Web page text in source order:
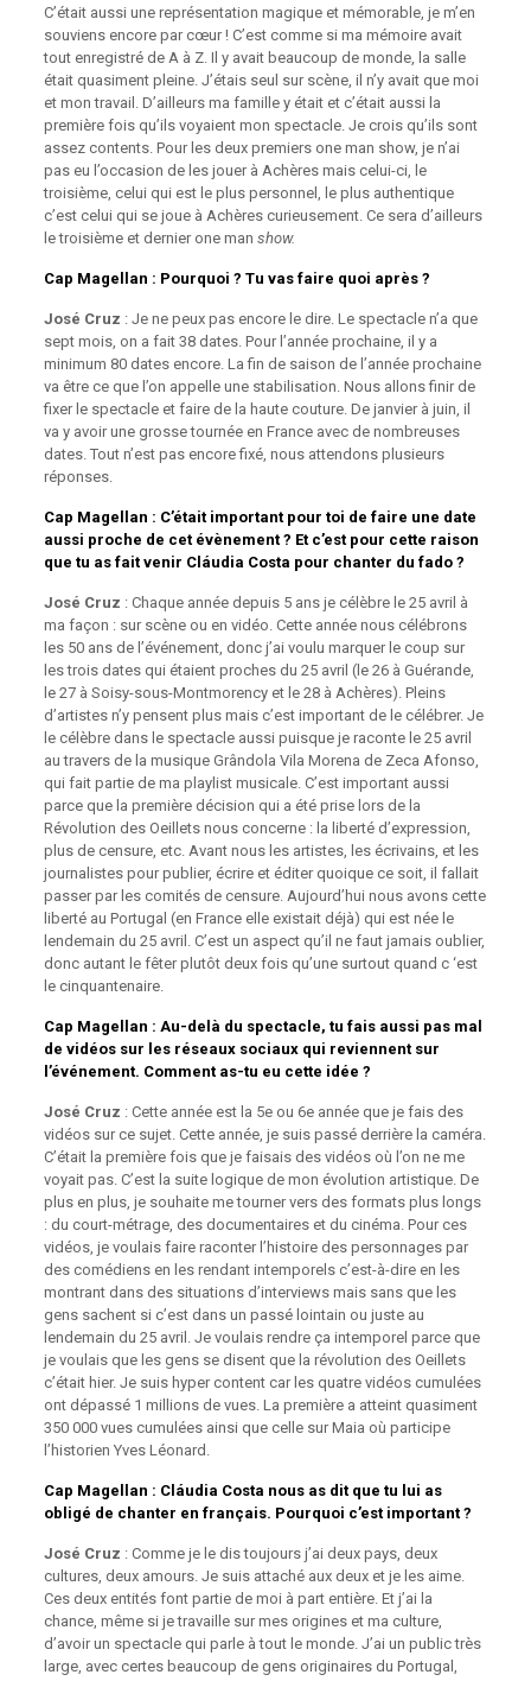
C’était aussi une représentation magique et mémorable, je m’en
souviens encore par cœur ! C’est comme si ma mémoire avait
tout enregistré de A à Z. Il y avait beaucoup de monde, la salle
était quasiment pleine. J’étais seul sur scène, il n’y avait que moi
et mon travail. D’ailleurs ma famille y était et c’était aussi la
première fois qu’ils voyaient mon spectacle. Je crois qu’ils sont
assez contents. Pour les deux premiers one man show, je n’ai
pas eu l’occasion de les jouer à Achères mais celui-ci, le
troisième, celui qui est le plus personnel, le plus authentique
c’est celui qui se joue à Achères curieusement. Ce sera d’ailleurs
le troisième et dernier one man show.
Cap Magellan : Pourquoi ? Tu vas faire quoi après ?
José Cruz : Je ne peux pas encore le dire. Le spectacle n’a que
sept mois, on a fait 38 dates. Pour l’année prochaine, il y a
minimum 80 dates encore. La fin de saison de l’année prochaine
va être ce que l’on appelle une stabilisation. Nous allons finir de
fixer le spectacle et faire de la haute couture. De janvier à juin, il
va y avoir une grosse tournée en France avec de nombreuses
dates. Tout n’est pas encore fixé, nous attendons plusieurs
réponses.
Cap Magellan : C’était important pour toi de faire une date
aussi proche de cet évènement ? Et c’est pour cette raison
que tu as fait venir Cláudia Costa pour chanter du fado ?
José Cruz : Chaque année depuis 5 ans je célèbre le 25 avril à
ma façon : sur scène ou en vidéo. Cette année nous célébrons
les 50 ans de l’événement, donc j’ai voulu marquer le coup sur
les trois dates qui étaient proches du 25 avril (le 26 à Guérande,
le 27 à Soisy-sous-Montmorency et le 28 à Achères). Pleins
d’artistes n’y pensent plus mais c’est important de le célébrer. Je
le célèbre dans le spectacle aussi puisque je raconte le 25 avril
au travers de la musique Grândola Vila Morena de Zeca Afonso,
qui fait partie de ma playlist musicale. C’est important aussi
parce que la première décision qui a été prise lors de la
Révolution des Oeillets nous concerne : la liberté d’expression,
plus de censure, etc. Avant nous les artistes, les écrivains, et les
journalistes pour publier, écrire et éditer quoique ce soit, il fallait
passer par les comités de censure. Aujourd’hui nous avons cette
liberté au Portugal (en France elle existait déjà) qui est née le
lendemain du 25 avril. C’est un aspect qu’il ne faut jamais oublier,
donc autant le fêter plutôt deux fois qu’une surtout quand c ‘est
le cinquantenaire.
Cap Magellan : Au-delà du spectacle, tu fais aussi pas mal
de vidéos sur les réseaux sociaux qui reviennent sur
l’événement. Comment as-tu eu cette idée ?
José Cruz : Cette année est la 5e ou 6e année que je fais des
vidéos sur ce sujet. Cette année, je suis passé derrière la caméra.
C’était la première fois que je faisais des vidéos où l’on ne me
voyait pas. C’est la suite logique de mon évolution artistique. De
plus en plus, je souhaite me tourner vers des formats plus longs
: du court-métrage, des documentaires et du cinéma. Pour ces
vidéos, je voulais faire raconter l’histoire des personnages par
des comédiens en les rendant intemporels c’est-à-dire en les
montrant dans des situations d’interviews mais sans que les
gens sachent si c’est dans un passé lointain ou juste au
lendemain du 25 avril. Je voulais rendre ça intemporel parce que
je voulais que les gens se disent que la révolution des Oeillets
c’était hier. Je suis hyper content car les quatre vidéos cumulées
ont dépassé 1 millions de vues. La première a atteint quasiment
350 000 vues cumulées ainsi que celle sur Maia où participe
l’historien Yves Léonard.
Cap Magellan : Cláudia Costa nous as dit que tu lui as
obligé de chanter en français. Pourquoi c’est important ?
José Cruz : Comme je le dis toujours j’ai deux pays, deux
cultures, deux amours. Je suis attaché aux deux et je les aime.
Ces deux entités font partie de moi à part entière. Et j’ai la
chance, même si je travaille sur mes origines et ma culture,
d’avoir un spectacle qui parle à tout le monde. J’ai un public très
large, avec certes beaucoup de gens originaires du Portugal,